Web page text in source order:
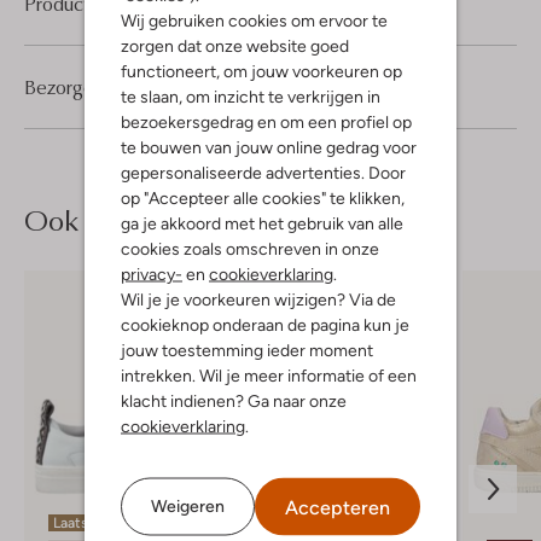
Wij gebruiken cookies om ervoor te
zorgen dat onze website goed
functioneert, om jouw voorkeuren op
te slaan, om inzicht te verkrijgen in
bezoekersgedrag en om een profiel op
te bouwen van jouw online gedrag voor
gepersonaliseerde advertenties. Door
op "Accepteer alle cookies" te klikken,
ga je akkoord met het gebruik van alle
cookies zoals omschreven in onze
privacy- en cookieverklaring
Wil je je voorkeuren wijzigen? Via de
cookieknop onderaan de pagina kun je
jouw toestemming ieder moment
intrekken. Wil je meer informatie of een
klacht indienen? Ga naar onze
cookieverklaring
Weigeren Accepteren
Bezorgen & retourneren
Ook iets voor jou?
Laatste items
Laatste items